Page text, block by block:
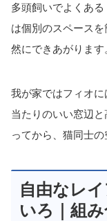
多頭飼いでよくあ
は個別のスペースを
然にできあがります
我が家ではフィオ
当たりのいい窓辺
ってから、猫同士の
自由なレ
いろ｜組